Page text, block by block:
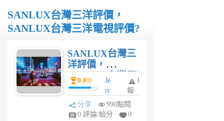
SANLUX台灣三洋評價，
SANLUX台灣三洋電視評價?
SANLUX台灣三
洋評價，
SANLUX台灣三
洋電視評價?
0.0分
Je
rr
y
6
舉
報
分享
990點閱
0 評論/給分
0